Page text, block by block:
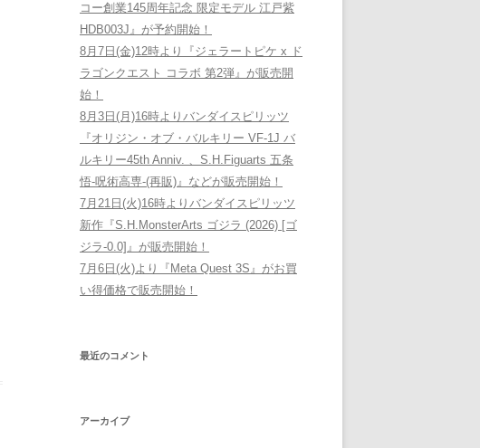
コー創業145周年記念 限定モデル 江戸紫
HDB003J』が予約開始！
8月7日(金)12時より『ジェラートピケ x ド
ラゴンクエスト コラボ 第2弾』が販売開
始！
8月3日(月)16時よりバンダイスピリッツ
『オリジン・オブ・バルキリー VF-1J バ
ルキリー45th Anniv. 、S.H.Figuarts 五条
悟-呪術高専-(再販)』などが販売開始！
7月21日(火)16時よりバンダイスピリッツ
新作『S.H.MonsterArts ゴジラ (2026) [ゴ
ジラ-0.0]』が販売開始！
7月6日(火)より『Meta Quest 3S』がお買
い得価格で販売開始！
最近のコメント
アーカイブ